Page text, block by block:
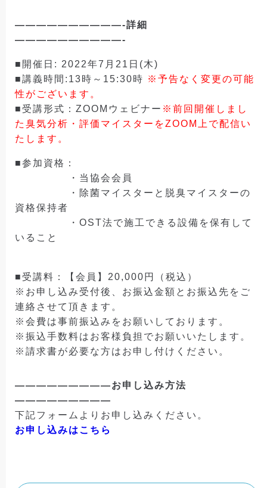
——————————-詳細
——————————-
■開催日: 2022年7月21日(木)
■講義時間:13時～15:30時 ※予告なく変更の可能
性がございます。
■受講形式：ZOOMウェビナー ※前回開催しまし
た臭気分析・評価マイスターをZOOM上で配信い
たします。
■参加資格：
・当協会会員
・除菌マイスターと脱臭マイスターの
資格保持者
・OST法で施工できる設備を保有して
いること
■受講料：【会員】20,000円（税込）
※お申し込み受付後、お振込金額とお振込先をご
連絡させて頂きます。
※会費は事前振込みをお願いしております。
※振込手数料はお客様負担でお願いいたします。
※請求書が必要な方はお申し付けください。
—————————お申し込み方法
—————————
下記フォームよりお申し込みください。
お申し込みはこちら